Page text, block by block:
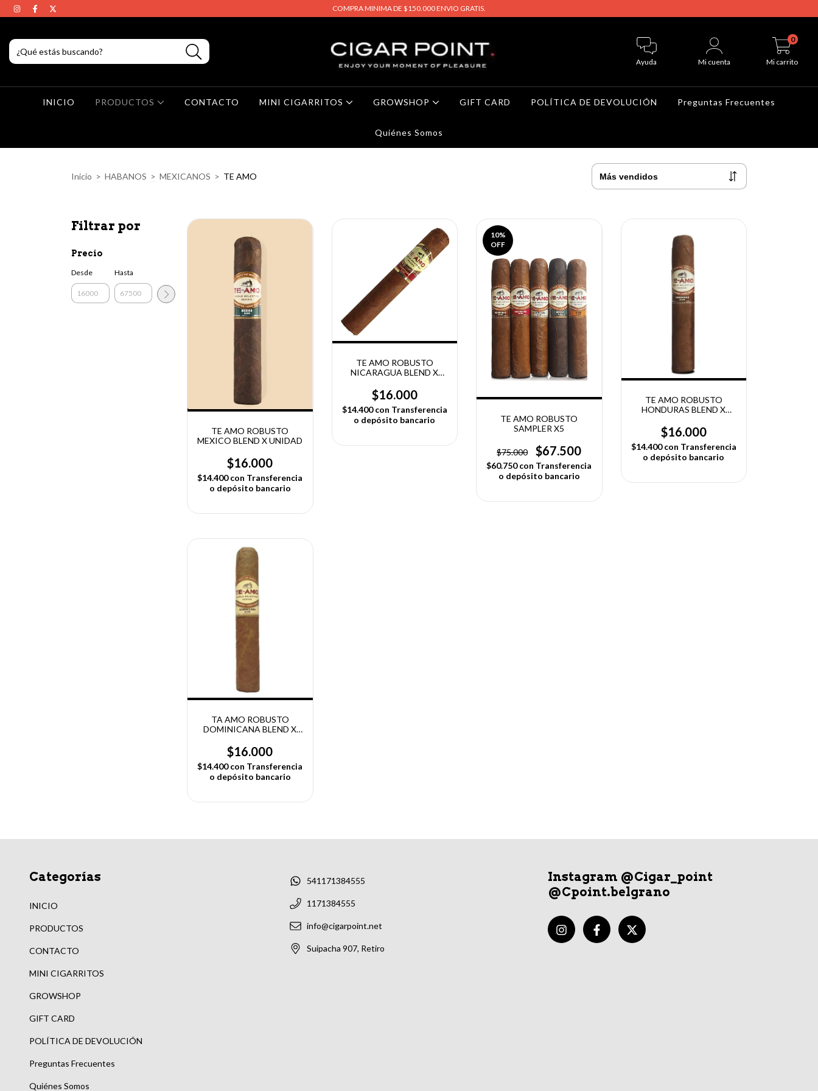
COMPRA MINIMA DE $150.000 ENVIO GRATIS.
Ayuda Mi cuenta Mi carrito
0
INICIO PRODUCTOS CONTACTO MINI CIGARRITOS GROWSHOP GIFT CARD POLÍTICA DE DEVOLUCIÓN Preguntas Frecuentes
Quiénes Somos
Inicio > HABANOS > MEXICANOS > TE AMO
Filtrar por
Precio
Desde Hasta
TE AMO ROBUSTO
MEXICO BLEND X UNIDAD
$16.000
$14.400con Transferencia
o depósito bancario
TE AMO ROBUSTO
NICARAGUA BLEND X
$16.000
$14.400con Transferencia
o depósito bancario
10%
OFF
TE AMO ROBUSTO
SAMPLER X5
$75.000 $67.500
$60.750con Transferencia
o depósito bancario
TE AMO ROBUSTO
HONDURAS BLEND X
$16.000
$14.400con Transferencia
o depósito bancario
TA AMO ROBUSTO
DOMINICANA BLEND X
$16.000
$14.400con Transferencia
o depósito bancario
Categorías
INICIO
PRODUCTOS
CONTACTO
MINI CIGARRITOS
GROWSHOP
GIFT CARD
POLÍTICA DE DEVOLUCIÓN
Preguntas Frecuentes
Quiénes Somos
541171384555
1171384555
info@cigarpoint.net
Suipacha 907, Retiro
Instagram @Cigar_point
@Cpoint.belgrano